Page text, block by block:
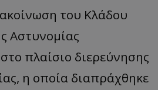
του Κλάδου
Αστυνομίας
πλαίσιο διερεύνησης
η οποία διαπράχθηκε